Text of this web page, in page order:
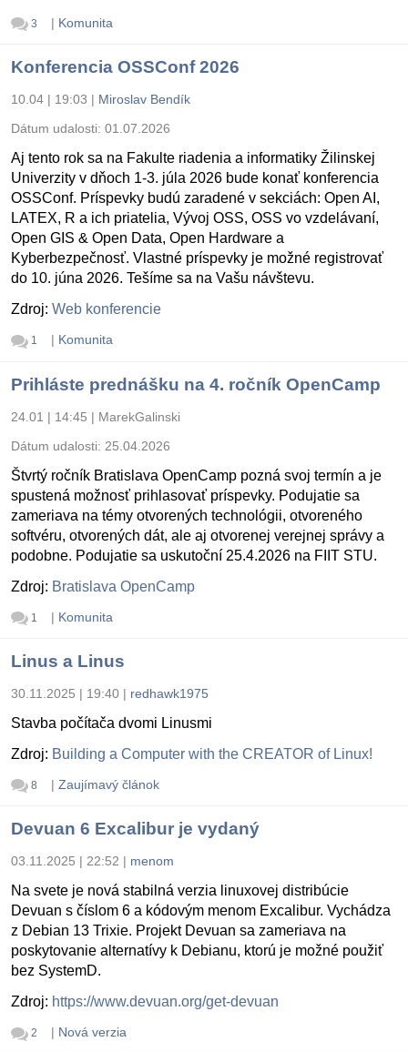
3 | Komunita
Konferencia OSSConf 2026
10.04 | 19:03 | Miroslav Bendík
Dátum udalosti: 01.07.2026
Aj tento rok sa na Fakulte riadenia a informatiky Žilinskej
Univerzity v dňoch 1-3. júla 2026 bude konať konferencia
OSSConf. Príspevky budú zaradené v sekciách: Open AI,
LATEX, R a ich priatelia, Vývoj OSS, OSS vo vzdelávaní,
Open GIS & Open Data, Open Hardware a
Kyberbezpečnosť. Vlastné príspevky je možné registrovať
do 10. júna 2026. Tešíme sa na Vašu návštevu.
Zdroj: Web konferencie
1 | Komunita
Prihláste prednášku na 4. ročník OpenCamp
24.01 | 14:45 | MarekGalinski
Dátum udalosti: 25.04.2026
Štvrtý ročník Bratislava OpenCamp pozná svoj termín a je
spustená možnosť prihlasovať príspevky. Podujatie sa
zameriava na témy otvorených technológii, otvoreného
softvéru, otvorených dát, ale aj otvorenej verejnej správy a
podobne. Podujatie sa uskutoční 25.4.2026 na FIIT STU.
Zdroj: Bratislava OpenCamp
1 | Komunita
Linus a Linus
30.11.2025 | 19:40 | redhawk1975
Stavba počítača dvomi Linusmi
Zdroj: Building a Computer with the CREATOR of Linux!
8 | Zaujímavý článok
Devuan 6 Excalibur je vydaný
03.11.2025 | 22:52 | menom
Na svete je nová stabilná verzia linuxovej distribúcie
Devuan s číslom 6 a kódovým menom Excalibur. Vychádza
z Debian 13 Trixie. Projekt Devuan sa zameriava na
poskytovanie alternatívy k Debianu, ktorú je možné použiť
bez SystemD.
Zdroj: https://www.devuan.org/get-devuan
2 | Nová verzia